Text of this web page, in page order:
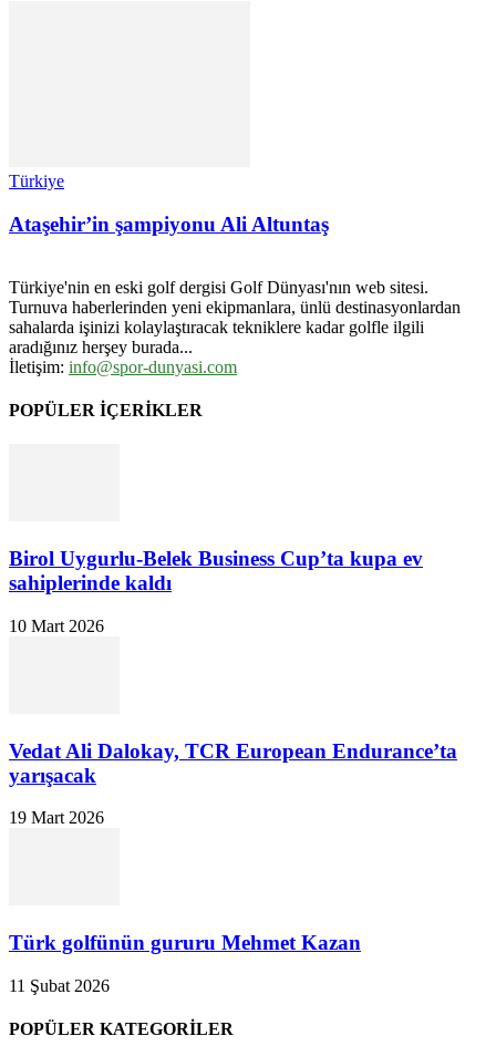
Türkiye
Ataşehir’in şampiyonu Ali Altuntaş
Türkiye'nin en eski golf dergisi Golf Dünyası'nın web sitesi.
Turnuva haberlerinden yeni ekipmanlara, ünlü destinasyonlardan
sahalarda işinizi kolaylaştıracak tekniklere kadar golfle ilgili
aradığınız herşey burada...
İletişim: info@spor-dunyasi.com
POPÜLER İÇERİKLER
Birol Uygurlu-Belek Business Cup’ta kupa ev
sahiplerinde kaldı
10 Mart 2026
Vedat Ali Dalokay, TCR European Endurance’ta
yarışacak
19 Mart 2026
Türk golfünün gururu Mehmet Kazan
11 Şubat 2026
POPÜLER KATEGORİLER